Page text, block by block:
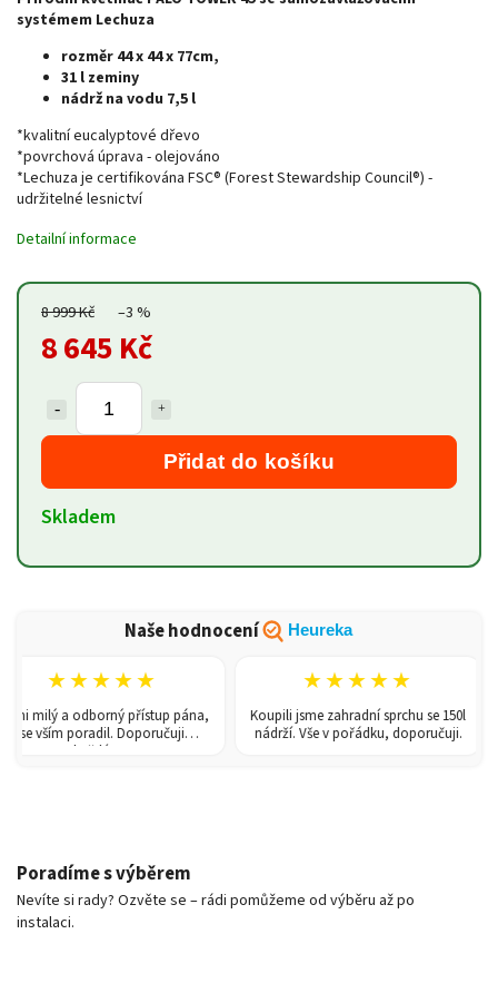
8 999 Kč –3 %
8 645 Kč
Přidat do košíku
Skladem
systémem Lechuza
rozměr 44 x 44 x 77cm,
31 l zeminy
nádrž na vodu 7,5 l
*kvalitní eucalyptové dřevo
*povrchová úprava - olejováno
*Lechuza je certifikována FSC® (Forest Stewardship Council®) -
udržitelné lesnictví
Detailní informace
Naše hodnocení Heureka
★★★★★
milý a odborný přístup pána,
vším poradil. Doporučuji
každému!
★★★★★
Koupili jsme zahradní sprchu se 150l
nádrží. Vše v pořádku, doporučuji.
Poradíme s výběrem
Nevíte si rady? Ozvěte se – rádi pomůžeme od výběru až po
instalaci.